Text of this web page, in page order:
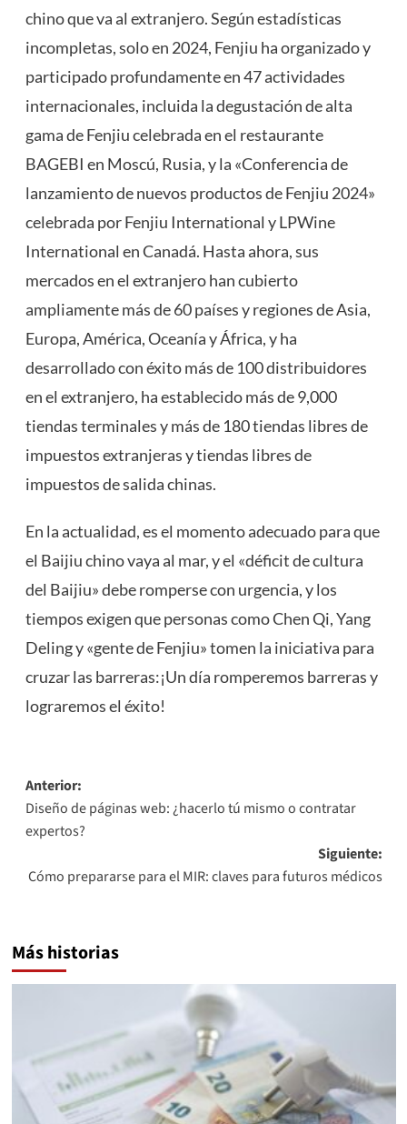
chino que va al extranjero. Según estadísticas
incompletas, solo en 2024, Fenjiu ha organizado y
participado profundamente en 47 actividades
internacionales, incluida la degustación de alta
gama de Fenjiu celebrada en el restaurante
BAGEBI en Moscú, Rusia, y la «Conferencia de
lanzamiento de nuevos productos de Fenjiu 2024»
celebrada por Fenjiu International y LPWine
International en Canadá. Hasta ahora, sus
mercados en el extranjero han cubierto
ampliamente más de 60 países y regiones de Asia,
Europa, América, Oceanía y África, y ha
desarrollado con éxito más de 100 distribuidores
en el extranjero, ha establecido más de 9,000
tiendas terminales y más de 180 tiendas libres de
impuestos extranjeras y tiendas libres de
impuestos de salida chinas.
En la actualidad, es el momento adecuado para que
el Baijiu chino vaya al mar, y el «déficit de cultura
del Baijiu» debe romperse con urgencia, y los
tiempos exigen que personas como Chen Qi, Yang
Deling y «gente de Fenjiu» tomen la iniciativa para
cruzar las barreras:¡Un día romperemos barreras y
lograremos el éxito!
Navegación
de
entradas
Anterior:
Diseño de páginas web: ¿hacerlo tú mismo o contratar
expertos?
Siguiente:
Cómo prepararse para el MIR: claves para futuros médicos
Más historias